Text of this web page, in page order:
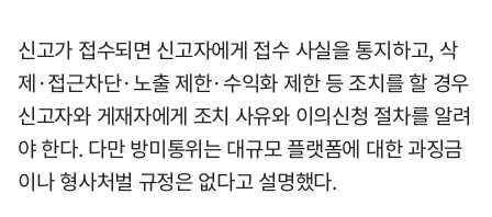
신고가 접수되면 신고자에게 접수 사실을 통지하고, 삭
제·접근차단·노출 제한·수익화 제한 등 조치를 할 경우
신고자와 게재자에게 조치 사유와 이의신청 절차를 알려
야 한다. 다만 방미통위는 대규모 플랫폼에 대한 과징금
이나 형사처벌 규정은 없다고 설명했다.